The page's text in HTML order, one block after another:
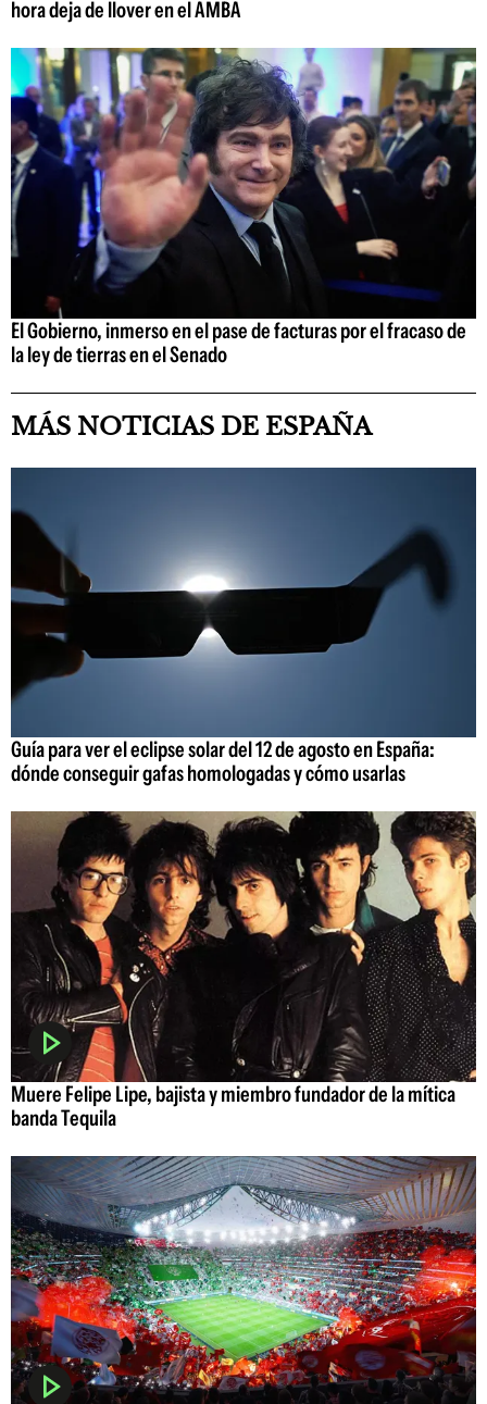
hora deja de llover en el AMBA
El Gobierno, inmerso en el pase de facturas por el fracaso de
la ley de tierras en el Senado
MÁS NOTICIAS DE ESPAÑA
Guía para ver el eclipse solar del 12 de agosto en España:
dónde conseguir gafas homologadas y cómo usarlas
Muere Felipe Lipe, bajista y miembro fundador de la mítica
banda Tequila